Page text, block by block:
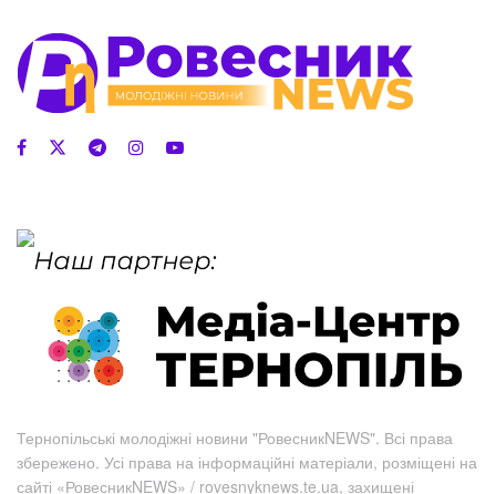
Тернопільські молодіжні новини "РовесникNEWS". Всі права
збережено. Усі права на інформаційні матеріали, розміщені на
сайті «РовесникNEWS» / rovesnyknews.te.ua, захищені